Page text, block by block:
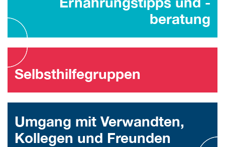
beratung
Selbsthilfegruppen
Umgang mit Verwandten,
Kollegen und Freunden